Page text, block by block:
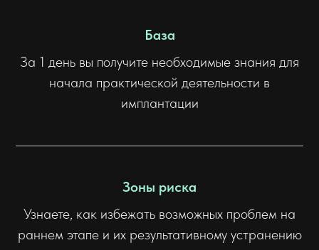
База
За 1 день вы получите необходимые знания для
начала практической деятельности в
имплантации
Зоны риска
Узнаете, как избежать возможных проблем на
раннем этапе и их результативному устранению